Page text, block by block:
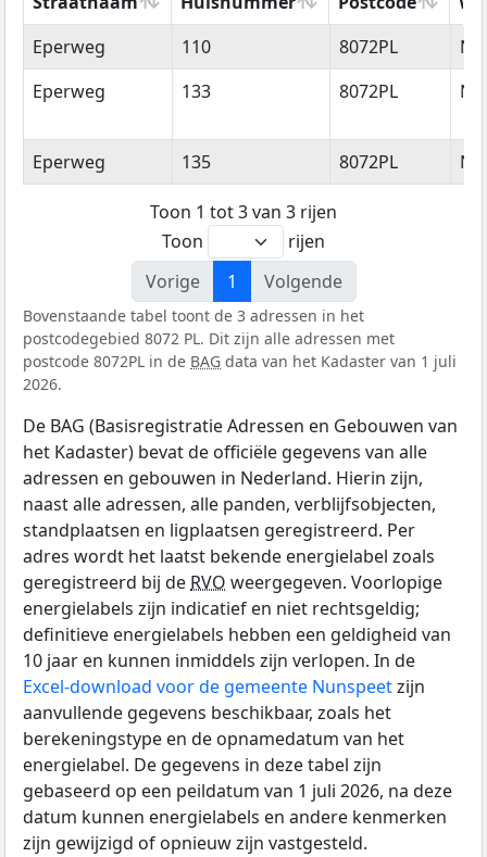
Straatnaam
Huisnummer Postcode
Eperweg 110 8072PL
Eperweg
133 8072PL
Eperweg 135 8072PL
Toon 1 tot 3 van 3 rijen
Toon
rijen
Vorige
1 Volgende
Bovenstaande tabel toont de 3 adressen in het
postcodegebied 8072 PL. Dit zijn alle adressen met
postcode 8072PL in de BAG data van het Kadaster van 1 juli
2026.
De BAG (Basisregistratie Adressen en Gebouwen van
het Kadaster) bevat de officiële gegevens van alle
adressen en gebouwen in Nederland. Hierin zijn,
naast alle adressen, alle panden, verblijfsobjecten,
standplaatsen en ligplaatsen geregistreerd. Per
adres wordt het laatst bekende energielabel zoals
geregistreerd bij de RVO weergegeven. Voorlopige
energielabels zijn indicatief en niet rechtsgeldig;
definitieve energielabels hebben een geldigheid van
10 jaar en kunnen inmiddels zijn verlopen. In de
Excel-download voor de gemeente Nunspeetzijn
aanvullende gegevens beschikbaar, zoals het
berekeningstype en de opnamedatum van het
energielabel. De gegevens in deze tabel zijn
gebaseerd op een peildatum van 1 juli 2026, na deze
datum kunnen energielabels en andere kenmerken
zijn gewijzigd of opnieuw zijn vastgesteld.